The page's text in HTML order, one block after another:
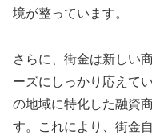
境が整っています。
さらに、街金は新しい
ーズにしっかり応えて
の地域に特化した融資
す。これにより、街金